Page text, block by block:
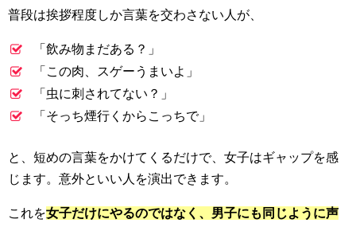
普段は挨拶程度しか言葉を交わさない人が、
「飲み物まだある？」
「この肉、スゲーうまいよ」
「虫に刺されてない？」
「そっち煙行くからこっちで」
と、短めの言葉をかけてくるだけで、女子はギャップを感
じます。意外といい人を演出できます。
これを女子だけにやるのではなく、男子にも同じように声